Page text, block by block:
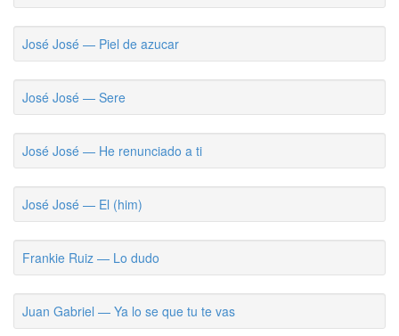
José José — Piel de azucar
José José — Sere
José José — He renunciado a ti
José José — El (him)
Frankie Ruiz — Lo dudo
Juan Gabriel — Ya lo se que tu te vas